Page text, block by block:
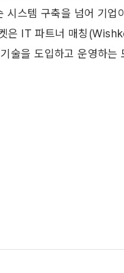
시스템 구축을 넘어 기업
은 IT 파트너 매칭
술을 도입하고 운영하